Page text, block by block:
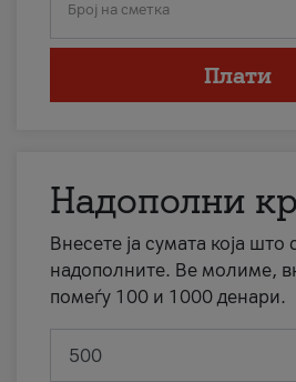
Број на сметка
Плати
Надополни
Внесете ја сумата која што
надополните. Ве молиме,
помеѓу 100 и 1000 денари.